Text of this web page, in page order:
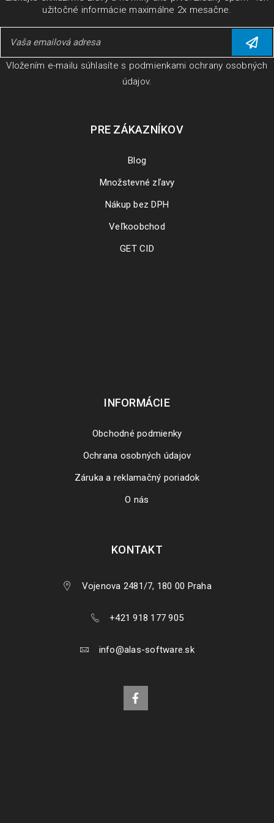
ČÍTAJ VIAC
V tomto návode si ukážeme ako rýchlo a bezproblémovo
užitočné informácie maximálne 2x mesačne.
Vložením e-mailu súhlasíte s podmienkami ochrany osobných
údajov.
PRE ZÁKAZNÍKOV
Blog
Množstevné zľavy
Nákup bez DPH
Veľkoobchod
GET CID
INFORMÁCIE
Obchodné podmienky
Ochrana osobných údajov
Záruka a reklamačný poriadok
O nás
KONTAKT
Vojenova 2481/7, 180 00 Praha
+421 918 177 905
info@alas-software.sk